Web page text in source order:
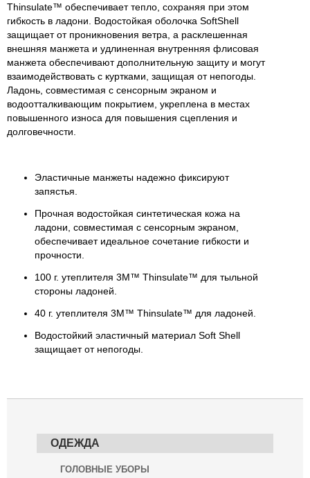
Thinsulate™ обеспечивает тепло, сохраняя при этом
гибкость в ладони. Водостойкая оболочка SoftShell
защищает от проникновения ветра, а расклешенная
внешняя манжета и удлиненная внутренняя флисовая
манжета обеспечивают дополнительную защиту и могут
взаимодействовать с куртками, защищая от непогоды.
Ладонь, совместимая с сенсорным экраном и
водоотталкивающим покрытием, укреплена в местах
повышенного износа для повышения сцепления и
долговечности.
Эластичные манжеты надежно фиксируют
запястья.
Прочная водостойкая синтетическая кожа на
ладони, совместимая с сенсорным экраном,
обеспечивает идеальное сочетание гибкости и
прочности.
100 г. утеплителя 3M™ Thinsulate™ для тыльной
стороны ладоней.
40 г. утеплителя 3M™ Thinsulate™ для ладоней.
Водостойкий эластичный материал Soft Shell
защищает от непогоды.
ОДЕЖДА
ГОЛОВНЫЕ УБОРЫ